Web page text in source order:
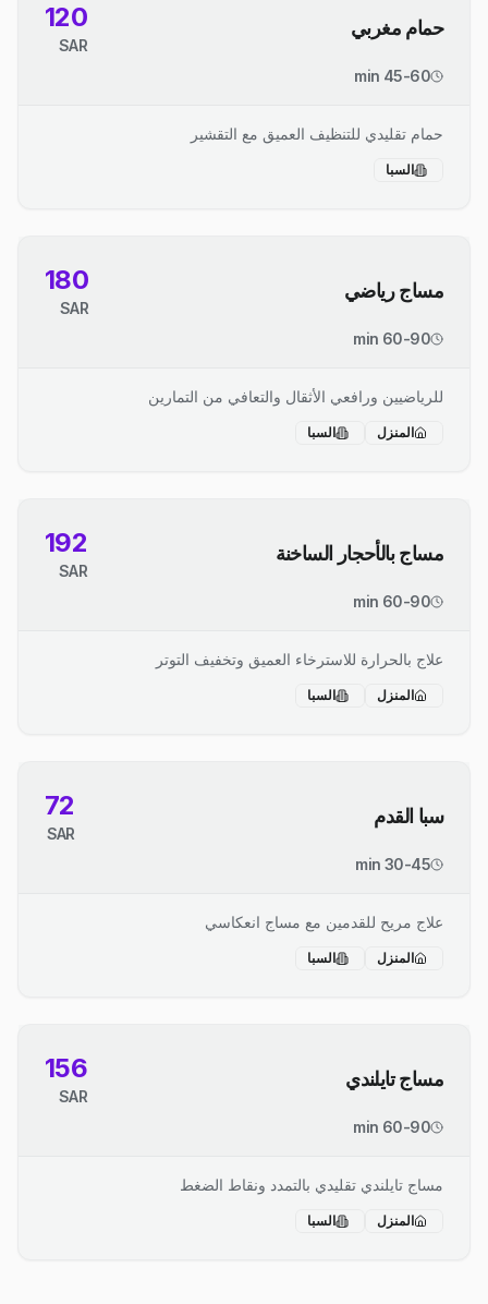
حمام مغربي 120
SAR
45-60 min
حمام تقليدي للتنظيف العميق مع التقشير
السبا
مساج رياضي 180
SAR
60-90 min
للرياضيين ورافعي الأثقال والتعافي من التمارين
المنزل السبا
مساج بالأحجار الساخنة 192
SAR
60-90 min
علاج بالحرارة للاسترخاء العميق وتخفيف التوتر
المنزل السبا
سبا القدم 72
SAR
30-45 min
علاج مريح للقدمين مع مساج انعكاسي
المنزل السبا
مساج تايلندي 156
SAR
60-90 min
مساج تايلندي تقليدي بالتمدد ونقاط الضغط
المنزل السبا